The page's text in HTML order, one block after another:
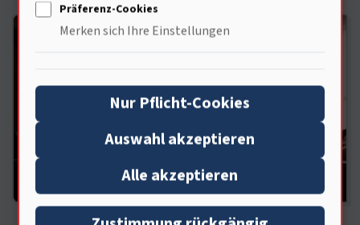
Präferenz-Cookies
Merken sich Ihre Einstellungen
Nur Pflicht-Cookies
Auswahl akzeptieren
Alle akzeptieren